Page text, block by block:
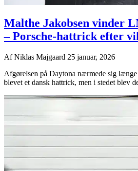
Malthe Jakobsen vinder
– Porsche-hattrick efter
AfNiklas Majgaard 25 januar, 2026
Afgørelsen på Daytona nærmede sig
blevet et dansk hattrick, men i stedet blev